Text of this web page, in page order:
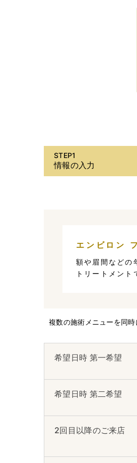
STEP1
情報の入力
エンビロン
額や眉間などの
トリートメント
複数の施術メニューを同
希望日時 第一希望
希望日時 第二希望
2回目以降のご来店